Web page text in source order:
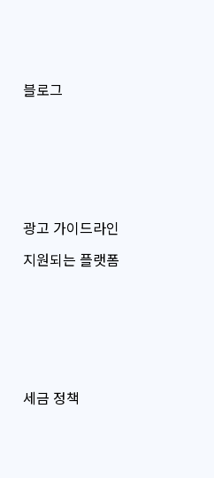
블로그
광고 가이드라인
지원되는 플랫폼
세금 정책